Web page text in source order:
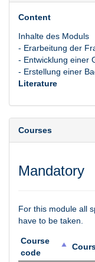
Content
Inhalte des Moduls
- Erarbeitung der
- Entwicklung einer
- Erstellung einer
Literature
Courses
Mandatory
For this module all
have to be taken.
Course
code